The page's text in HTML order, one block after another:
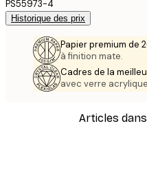
PS55973-4
Historique des prix
Papier premium de
à finition mate.
Cadres de la
avec verre
Articles